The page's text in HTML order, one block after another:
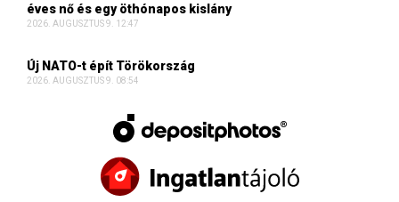
éves nő és egy öthónapos kislány
2026. AUGUSZTUS 9. 12:47
Új NATO-t épít Törökország
2026. AUGUSZTUS 9. 08:54